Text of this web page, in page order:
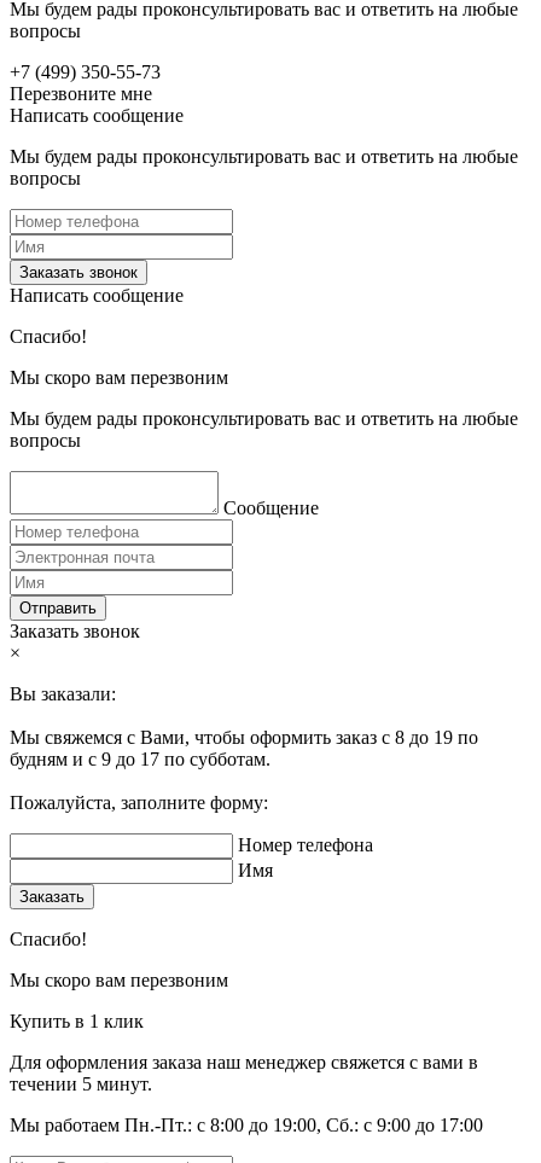
Мы будем рады проконсультировать вас и ответить на любые
вопросы
+7 (499) 350-55-73
Перезвоните мне
Написать сообщение
Мы будем рады проконсультировать вас и ответить на любые
вопросы
Заказать звонок
Написать сообщение
Спасибо!
Мы скоро вам перезвоним
Мы будем рады проконсультировать вас и ответить на любые
вопросы
Сообщение
Отправить
Заказать звонок
×
Вы заказали:
Мы свяжемся с Вами, чтобы оформить заказ с 8 до 19 по
будням и с 9 до 17 по субботам.
Пожалуйста, заполните форму:
Номер телефона
Имя
Заказать
Спасибо!
Мы скоро вам перезвоним
Купить в 1 клик
Для оформления заказа наш менеджер свяжется с вами в
течении 5 минут.
Мы работаем Пн.-Пт.: с 8:00 до 19:00, Сб.: с 9:00 до 17:00